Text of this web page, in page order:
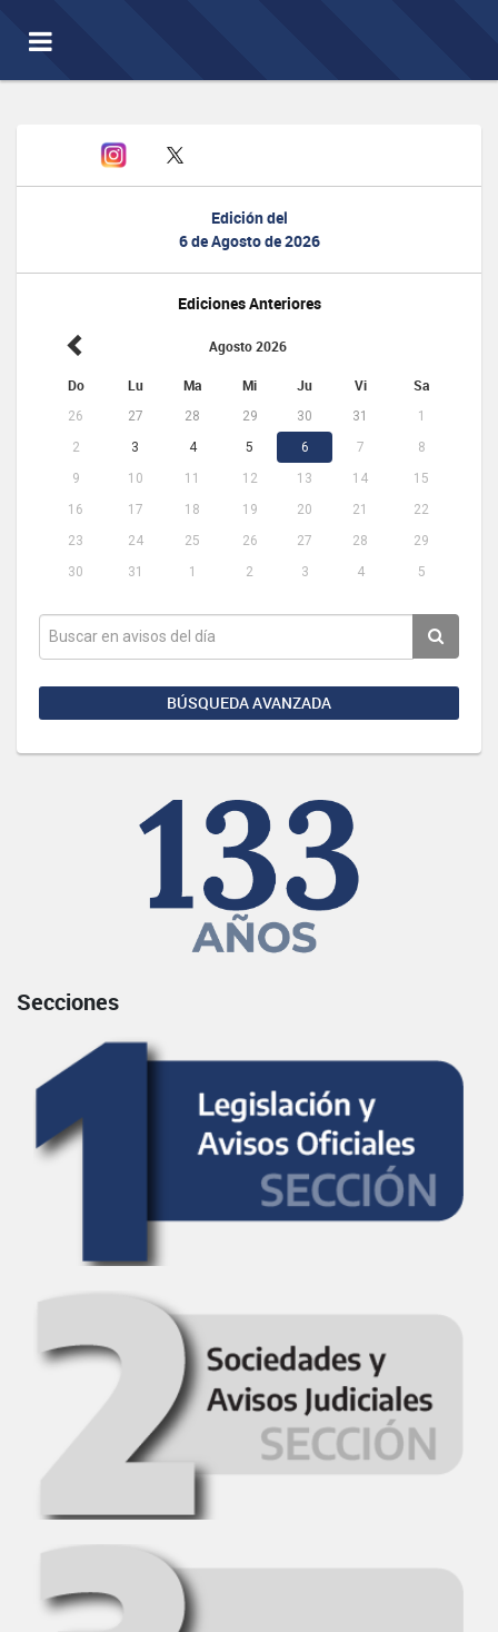
Toggle
navigation
Edición del
6 de Agosto de 2026
Ediciones Anteriores
Agosto 2026
Do Lu Ma Mi Ju Vi Sa
26 27 28 29 30 31
1
2
3 4 5 6 7
8
9
10 11 12 13 14
15
16
17 18 19 20 21
22
23
24 25 26 27 28
29
30
31 1 2 3 4 5
BÚSQUEDA AVANZADA
Secciones